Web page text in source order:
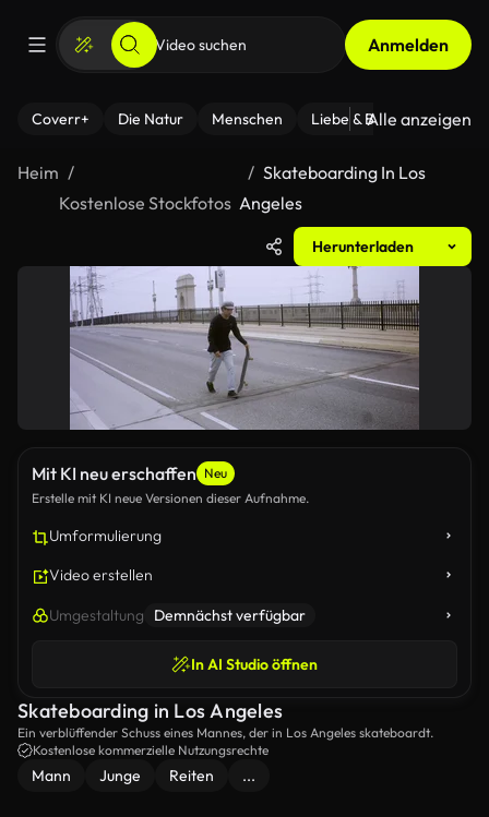
Anmelden
Coverr+ Die Natur Menschen Liebe & Beziehungen
Alle anzeigen
Heim
Kostenlose Stockfotos
Skateboarding In Los
Angeles
Herunterladen
Mit KI neu erschaffen Neu
Erstelle mit KI neue Versionen dieser Aufnahme.
Umformulierung
Video erstellen
Umgestaltung Demnächst verfügbar
In AI Studio öffnen
Skateboarding in Los Angeles
Ein verblüffender Schuss eines Mannes, der in Los Angeles skateboardt.
Kostenlose kommerzielle Nutzungsrechte
Mann Junge Reiten ...